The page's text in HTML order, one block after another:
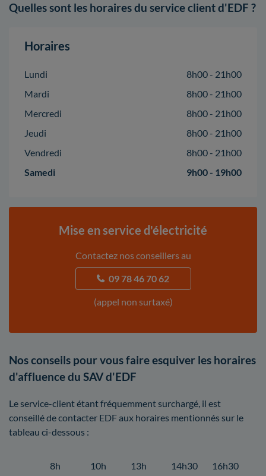
Quelles sont les horaires du service client d'EDF ?
Horaires
Lundi
8h00 - 21h00
Mardi
8h00 - 21h00
Mercredi
8h00 - 21h00
Jeudi
8h00 - 21h00
Vendredi
8h00 - 21h00
Samedi
9h00 - 19h00
Mise en service d'électricité
Contactez nos conseillers au
09 78 46 70 62
(appel non surtaxé)
Nos conseils pour vous faire esquiver les horaires
d'affluence du SAV d'EDF
Le service-client étant fréquemment surchargé, il est
conseillé de contacter EDF aux horaires mentionnés sur le
tableau ci-dessous :
8h 10h 13h 14h30 16h30